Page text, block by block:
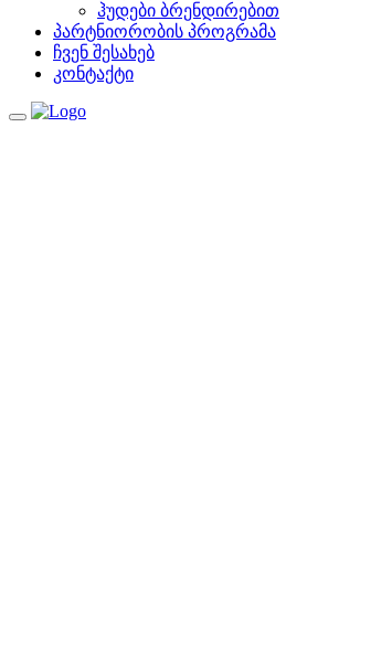
ჰუდები ბრენდირებით
პარტნიორობის პროგრამა
ჩვენ შესახებ
კონტაქტი
Toggle